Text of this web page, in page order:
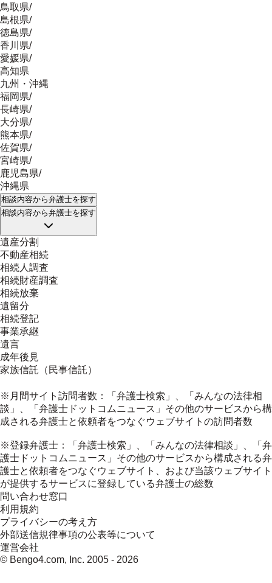
鳥取県/
島根県/
徳島県/
香川県/
愛媛県/
高知県
九州・沖縄
福岡県/
長崎県/
大分県/
熊本県/
佐賀県/
宮崎県/
鹿児島県/
沖縄県
相談内容から弁護士を探す
相談内容から弁護士を探す
遺産分割
不動産相続
相続人調査
相続財産調査
相続放棄
遺留分
相続登記
事業承継
遺言
成年後見
家族信託（民事信託）
※月間サイト訪問者数：「弁護士検索」、「みんなの法律相
談」、「弁護士ドットコムニュース」その他のサービスから構
成される弁護士と依頼者をつなぐウェブサイトの訪問者数
※登録弁護士：「弁護士検索」、「みんなの法律相談」、「弁
護士ドットコムニュース」その他のサービスから構成される弁
護士と依頼者をつなぐウェブサイト、および当該ウェブサイト
が提供するサービスに登録している弁護士の総数
問い合わせ窓口
利用規約
プライバシーの考え方
外部送信規律事項の公表等について
運営会社
© Bengo4.com, Inc. 2005 - 2026